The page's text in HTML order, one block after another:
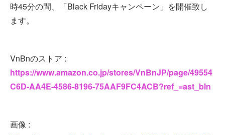
時45分の間、「Black Fridayキャンペーン」を開催致し
ます。
VnBnのストア :
https://www.amazon.co.jp/stores/VnBnJP/page/49554
C6D-AA4E-4586-8196-75AAF9FC4ACB?ref_=ast_bln
画像 :